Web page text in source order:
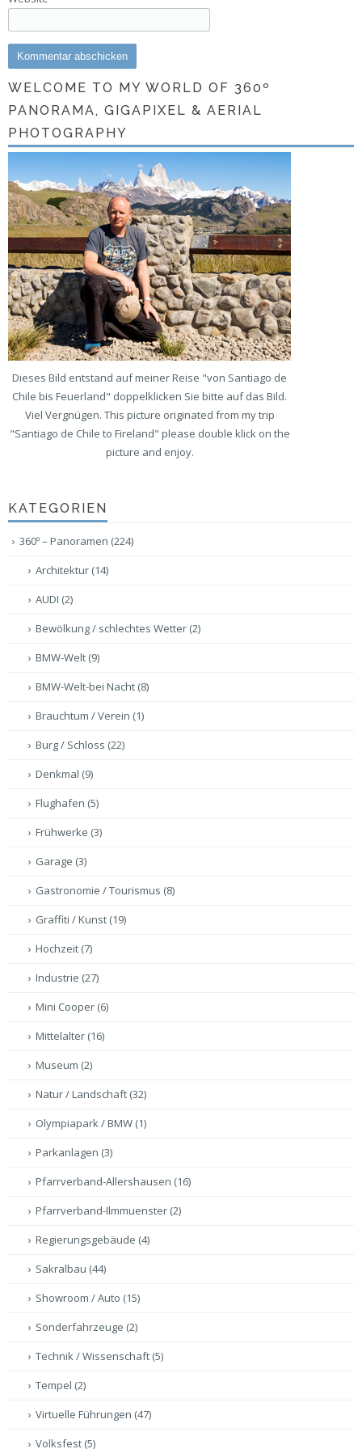
WELCOME TO MY WORLD OF 360º
PANORAMA, GIGAPIXEL & AERIAL
PHOTOGRAPHY
Dieses Bild entstand auf meiner Reise "von Santiago de
Chile bis Feuerland" doppelklicken Sie bitte auf das Bild.
Viel Vergnügen. This picture originated from my trip
"Santiago de Chile to Fireland" please double klick on the
picture and enjoy.
KATEGORIEN
360º – Panoramen (224)
Architektur (14)
AUDI (2)
Bewölkung / schlechtes Wetter (2)
BMW-Welt (9)
BMW-Welt-bei Nacht (8)
Brauchtum / Verein (1)
Burg / Schloss (22)
Denkmal (9)
Flughafen (5)
Frühwerke (3)
Garage (3)
Gastronomie / Tourismus (8)
Graffiti / Kunst (19)
Hochzeit (7)
Industrie (27)
Mini Cooper (6)
Mittelalter (16)
Museum (2)
Natur / Landschaft (32)
Olympiapark / BMW (1)
Parkanlagen (3)
Pfarrverband-Allershausen (16)
Pfarrverband-Ilmmuenster (2)
Regierungsgebäude (4)
Sakralbau (44)
Showroom / Auto (15)
Sonderfahrzeuge (2)
Technik / Wissenschaft (5)
Tempel (2)
Virtuelle Führungen (47)
Volksfest (5)